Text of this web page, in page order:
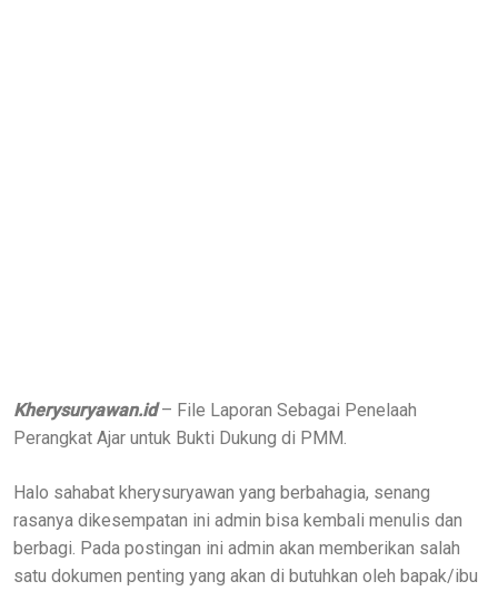
Kherysuryawan.id– File Laporan Sebagai Penelaah
Perangkat Ajar untuk Bukti Dukung di PMM.
Halo sahabat kherysuryawan yang berbahagia, senang
rasanya dikesempatan ini admin bisa kembali menulis dan
berbagi. Pada postingan ini admin akan memberikan salah
satu dokumen penting yang akan di butuhkan oleh bapak/ibu